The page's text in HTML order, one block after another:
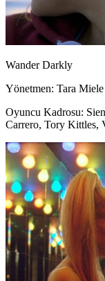
Wander Darkly
Yönetmen: Tara Miele
Oyuncu Kadrosu:
Carrero, Tory Kittles,